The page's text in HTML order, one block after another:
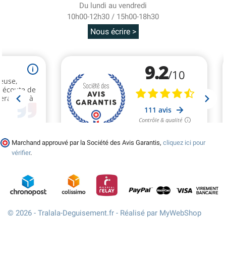
Du lundi au vendredi
10h00-12h30 / 15h00-18h30
Nous écrire >
Marchand approuvé par la Société des Avis Garantis, cliquez ici pour
vérifier.
© 2026 - Tralala-Deguisement.fr - Réalisé par MyWebShop